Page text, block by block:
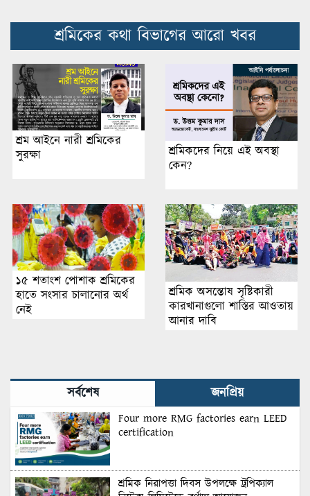
শ্রমিকের কথা বিভাগের আরো খবর
শ্রম আইনে নারী শ্রমিকের
সুরক্ষা
শ্রমিকদের নিয়ে এই অবস্থা
কেন?
১৫ শতাংশ পোশাক শ্রমিকের
হাতে সংসার চালানোর অর্থ
নেই
শ্রমিক অসন্তোষ সৃষ্টিকারী
কারখানাগুলো শাস্তির আওতায়
আনার দাবি
সর্বশেষ জনপ্রিয়
Four more RMG factories earn LEED
certification
শ্রমিক নিরাপত্তা দিবস উপলক্ষে ট্রপিক্যাল